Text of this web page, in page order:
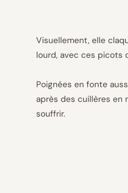
Visuellement, elle
lourd, avec ces picots
Poignées en fonte
après des cuillères en
souffrir.